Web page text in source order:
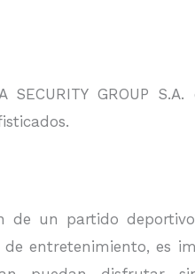
GROUP
de un partido
entretenimiento, es